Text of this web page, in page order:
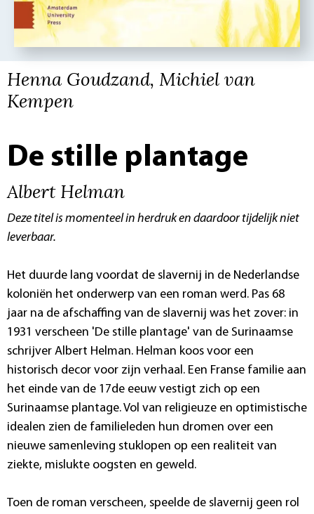
Henna Goudzand, Michiel van
Kempen
De stille plantage
Albert Helman
Deze titel is momenteel in herdruk en daardoor tijdelijk niet
leverbaar.
Het duurde lang voordat de slavernij in de Nederlandse
koloniën het onderwerp van een roman werd. Pas 68
jaar na de afschaffing van de slavernij was het zover: in
1931 verscheen 'De stille plantage' van de Surinaamse
schrijver Albert Helman. Helman koos voor een
historisch decor voor zijn verhaal. Een Franse familie aan
het einde van de 17de eeuw vestigt zich op een
Surinaamse plantage. Vol van religieuze en optimistische
idealen zien de familieleden hun dromen over een
nieuwe samenleving stuklopen op een realiteit van
ziekte, mislukte oogsten en geweld.
Toen de roman verscheen, speelde de slavernij geen rol